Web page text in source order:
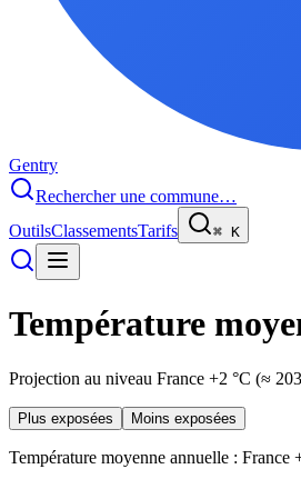
Gentry
Rechercher une commune…
OutilsClassementsTarifs ⌘ K
Température
Projection au niveau France +2 °C (≈
Plus exposées Moins exposées
Température moyenne annuelle : France